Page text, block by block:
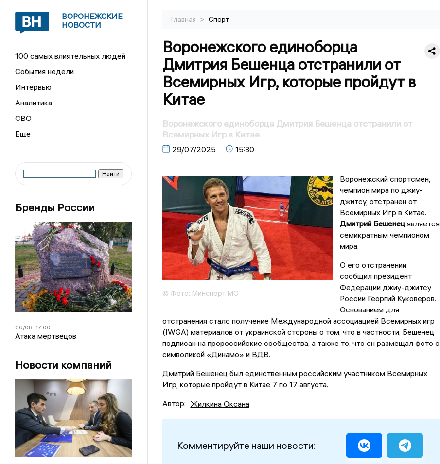
ВОРОНЕЖСКИЕ
НОВОСТИ
100 самых влиятельных людей
События недели
Интервью
Аналитика
СВО
Бренды России
06/08 17:00
Атака мертвецов
Новости компаний
Главная > Спорт
Воронежского единоборца
Дмитрия Бешенца отстранили от
Всемирных Игр, которые пройдут в
Китае
Воронежского единоборца Дмитрия Бешенца отстранили от
Всемирных Игр в Китае
29/07/2025 15:30
© Фото: Минспорт МО
Воронежский спортсмен,
чемпион мира по джиу-
джитсу, отстранен от
Всемирных Игр в Китае.
Дмитрий Бешенецявляется
семикратным чемпионом
мира.
О его отстранении
сообщил президент
Федерации джиу-джитсу
России Георгий Куковеров.
Основанием для
отстранения стало получение Международной ассоциацией Всемирных игр
(IWGA) материалов от украинской стороны о том, что в частности, Бешенец
подписан на пророссийские сообщества, а также то, что он размещал фото с
символикой «Динамо» и ВДВ.
Дмитрий Бешенец был единственным российским участником Всемирных
Игр, которые пройдут в Китае 7 по 17 августа.
Автор: Жилкина Оксана
Комментируйте наши новости: